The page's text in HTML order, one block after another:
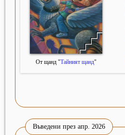
От щанд "Тайният щанд"
Въведени през апр. 2026